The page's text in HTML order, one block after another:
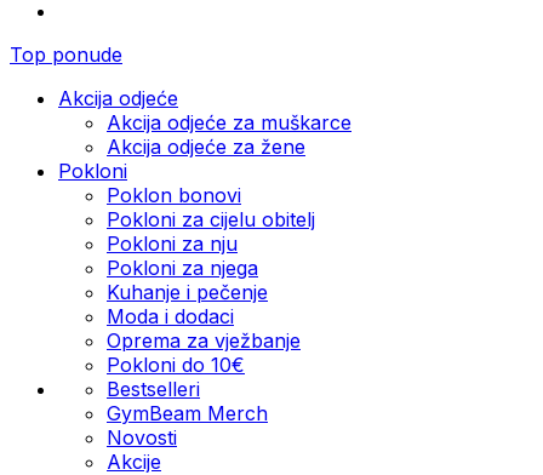
Top ponude
Akcija odjeće
Akcija odjeće za muškarce
Akcija odjeće za žene
Pokloni
Poklon bonovi
Pokloni za cijelu obitelj
Pokloni za nju
Pokloni za njega
Kuhanje i pečenje
Moda i dodaci
Oprema za vježbanje
Pokloni do 10€
Bestselleri
GymBeam Merch
Novosti
Akcije